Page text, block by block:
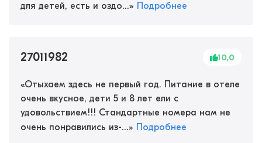
для детей, есть и оздо...» Подробнее
27011982 10,0
«Отыхаем здесь не первый год. Питание в отеле
очень вкусное, дети 5 и 8 лет ели с
удовольствием!!! Стандартные номера нам не
очень понравились из-...» Подробнее